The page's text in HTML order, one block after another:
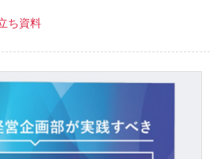
ち資料